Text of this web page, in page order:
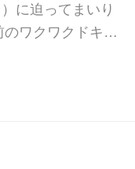
に迫ってまいり
のワクワクドキド
レゼントキャン
日限定で行われ